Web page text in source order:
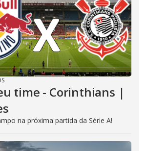
time - Corinthians |
na próxima partida da Série A!